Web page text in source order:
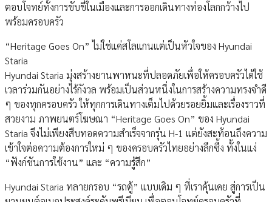
ตอบโจทย์ทั้งการขับขี่ในเมืองและการออกเดินทางท่องโลกกว้างไป
พร้อมครอบครัว
“Heritage Goes On” ไม่ใช่แค่สโลแกนแต่เป็นหัวใจของ Hyundai
Staria
Hyundai Staria มุ่งสร้างยานพาหนะที่ปลอดภัยเพื่อให้ครอบครัวได้ใช้
เวลาร่วมกันอย่างไร้กังวล พร้อมเป็นส่วนหนึ่งในการสร้างความทรงจำดี
ๆ ของทุกครอบครัว ให้ทุกการเดินทางเต็มไปด้วยรอยยิ้มและเรื่องราวที่
สวยงาม ภาพยนตร์โฆษณา “Heritage Goes On” ของ Hyundai
Staria จึงไม่เพียงสืบทอดความสำเร็จจากรุ่น H-1 แต่ยังสะท้อนถึงความ
เข้าใจต่อความต้องการใหม่ ๆ ของครอบครัวไทยอย่างลึกซึ้ง ทั้งในแง่
“ฟังก์ชันการใช้งาน” และ “ความรู้สึก”
Hyundai Staria ทลายกรอบ “รถตู้” แบบเดิม ๆ ที่เราคุ้นเคย สู่การเป็น